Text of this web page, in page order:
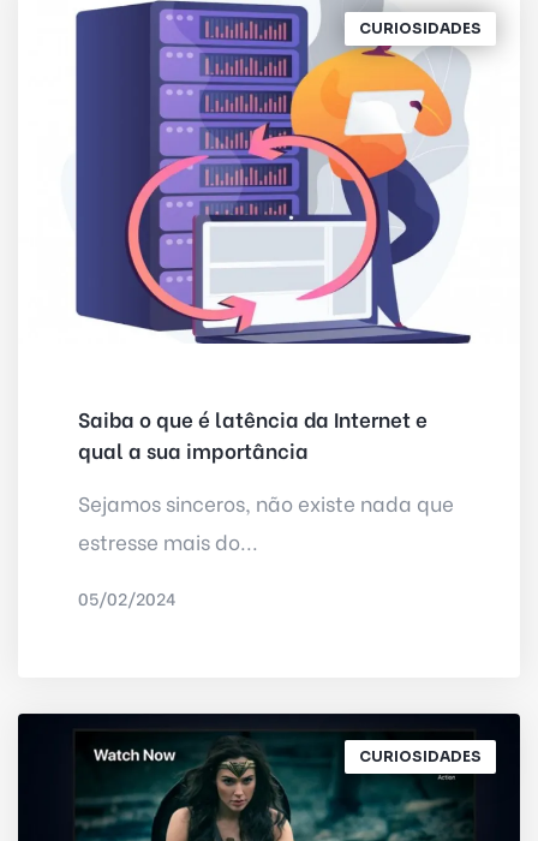
CURIOSIDADES
Saiba o que é latência da Internet e
qual a sua importância
Sejamos sinceros, não existe nada que
estresse mais do...
05/02/2024
CURIOSIDADES